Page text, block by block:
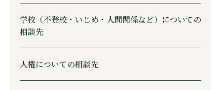
学校（不登校・いじめ・人間関係など）についての
相談先
人権についての相談先